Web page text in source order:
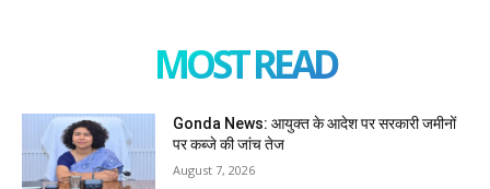
MOST READ
Gonda News: आयुक्त के आदेश पर सरकारी जमीनों
पर कब्जे की जांच तेज
August 7, 2026